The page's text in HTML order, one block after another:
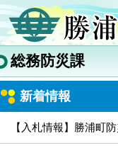
総務防災課
新着情報